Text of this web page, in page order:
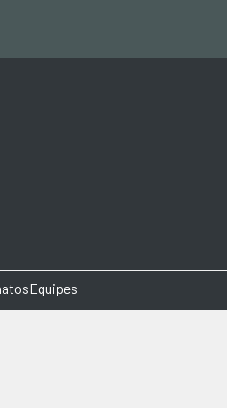
Equipes